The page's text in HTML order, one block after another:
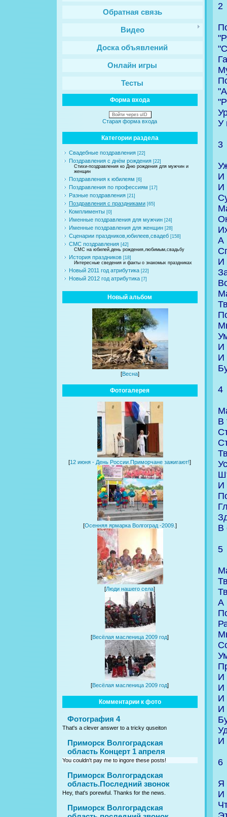
Обратная связь
Видео
Доска объявлений
Онлайн игры
Тесты
Форма входа
Войти через uID
Старая форма входа
Категории раздела
Свадебные поздравления [22]
Поздравления с днём рождения [22]
Стихи-поздравления ко Дню рождения для мужчин и
женщин
Поздравления к юбилеям [6]
Поздравления по профессиям [17]
Разные поздравления [21]
Поздравления с праздниками [65]
Комплименты [0]
Именные поздравления для мужчин [24]
Именные поздравления для женщин [28]
Сценарии праздников,юбилеев,свадеб [158]
СМС поздравления [42]
СМС на юбилей,день рождения,любимым,свадьбу
История праздников [18]
Интересные сведения и факты о знакомых праздниках
Новый 2011 год атрибутика [22]
Новый 2012 год атрибутика [7]
Новый альбом
[Весна]
Фотогалерея
[12 июня - День России.Приморчане зажигают!]
[Осенняя ярмарка Волгоград -2009. ]
[Люди нашего села]
[Весёлая масленица 2009 год]
[Весёлая масленица 2009 год]
Комментарии к фото
Фотография 4
That's a clever answer to a tricky quseiton
Приморск Волгоградская
область Концерт 1 апреля
You couldn't pay me to ingore these posts!
Приморск Волгоградская
область.Последний звонок
Hey, that's porewful. Thanks for the news.
Приморск Волгоградская
2
У
3
И
И
А
И
И
И
4
В
И
В
5
А
И
И
И
И
И
6
Я
И